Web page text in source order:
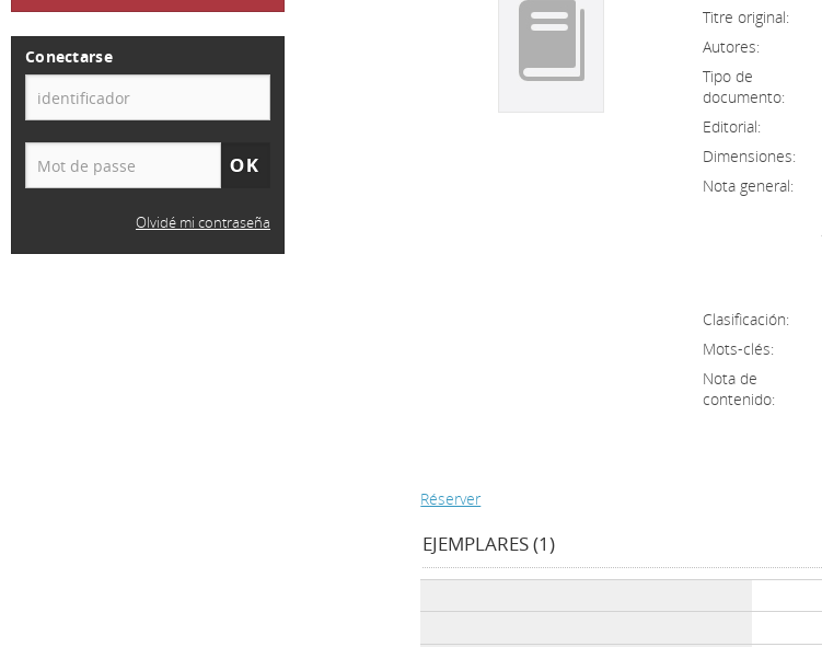
Titre original:
Autores:
Tipo de
documento:
Editorial:
Dimensiones:
Nota general:
Clasificación:
Mots-clés:
Nota de
contenido:
Réserver
EJEMPLARES (1)
Conectarse
Olvidé mi contraseña